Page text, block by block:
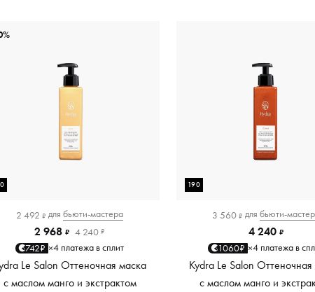
2 492 ₽ для бьюти-мастера
2 968 ₽ 4 240 ₽
742₽ ×4 платежа в сплит
Le Salon Оттеночная маска
с маслом манго и экстрактом
190
3 560 ₽ для бьюти-
4 240 ₽
1060₽ ×4 платежа в
Kydra Le Salon
с маслом манго и